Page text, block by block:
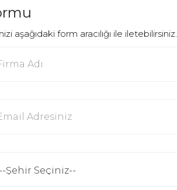
aşağıdaki form aracılığı ile iletebilirsiniz.